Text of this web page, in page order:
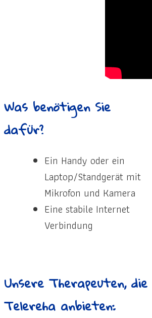
Was benötigen Sie
dafür?
Ein Handy oder ein
Laptop/Standgerät mit
Mikrofon und Kamera
Eine stabile Internet
Verbindung
Unsere Therapeuten, die
Telereha anbieten: